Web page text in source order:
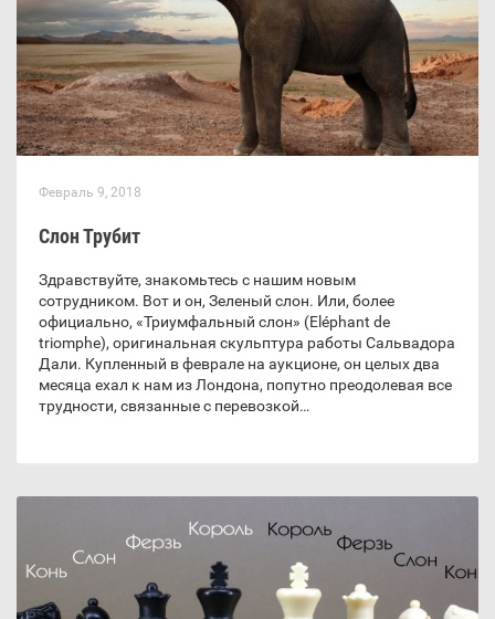
Февраль 9, 2018
Слон Трубит
Здравствуйте, знакомьтесь с нашим новым
сотрудником. Вот и он, Зеленый слон. Или, более
официально, «Триумфальный слон» (Eléphant de
triomphe), оригинальная скульптура работы Сальвадора
Дали. Купленный в феврале на аукционе, он целых два
месяца ехал к нам из Лондона, попутно преодолевая все
трудности, связанные с перевозкой…